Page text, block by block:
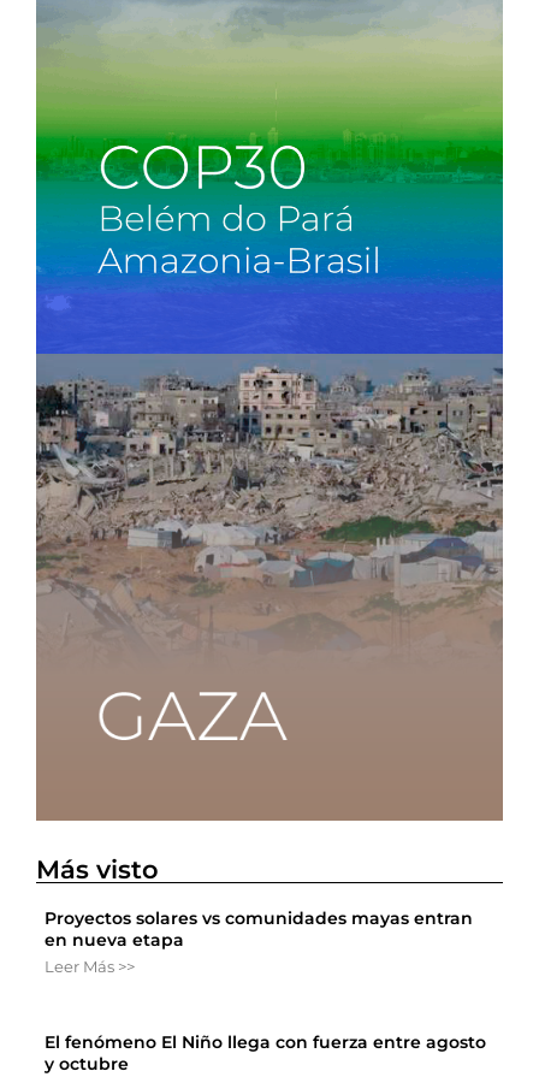
Más visto
Proyectos solares vs comunidades mayas entran
en nueva etapa
Leer Más >>
El fenómeno El Niño llega con fuerza entre agosto
y octubre